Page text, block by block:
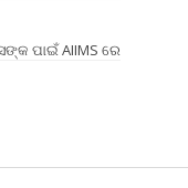
ପାଇଁ AIIMS ରେ